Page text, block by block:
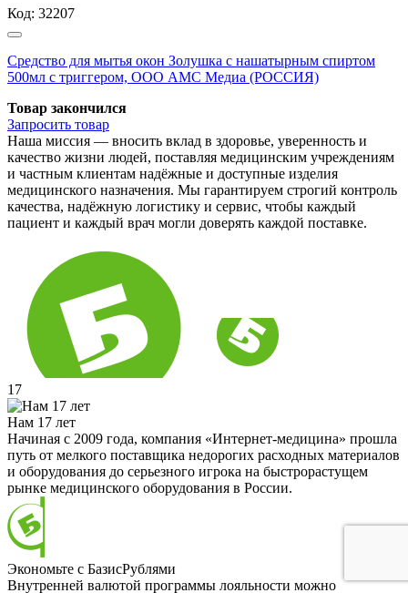
Код: 32207
Средство для мытья окон Золушка с нашатырным спиртом
500мл с триггером, ООО АМС Медиа (РОССИЯ)
Товар закончился
Запросить товар
Наша миссия — вносить вклад в здоровье, уверенность и
качество жизни людей, поставляя медицинским учреждениям
и частным клиентам надёжные и доступные изделия
медицинского назначения. Мы гарантируем строгий контроль
качества, надёжную логистику и сервис, чтобы каждый
пациент и каждый врач могли доверять каждой поставке.
17
Нам 17 лет
Начиная с 2009 года, компания «Интернет-медицина» прошла
путь от мелкого поставщика недорогих расходных материалов
и оборудования до серьезного игрока на быстрорастущем
рынке медицинского оборудования в России.
Экономьте с БазисРублями
Внутренней валютой программы лояльности можно